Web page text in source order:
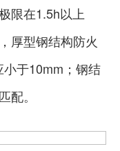
限在1.5h以上
厚型钢结构防火
于10mm；钢结
配。